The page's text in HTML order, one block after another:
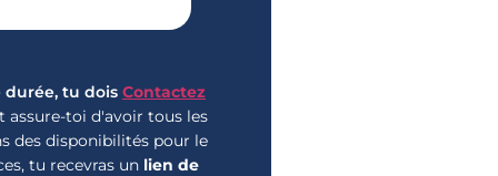
durée, tu dois Contactez
assure-toi d'avoir tous les
des disponibilités pour le
tu recevras un lien de